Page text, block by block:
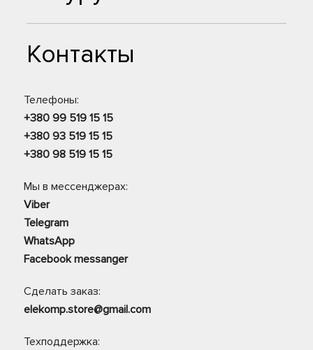
Контакты
Телефоны:
+380 99 519 15 15
+380 93 519 15 15
+380 98 519 15 15
Мы в мессенджерах:
Viber
Telegram
WhatsApp
Facebook messanger
Сделать заказ:
elekomp.store@gmail.com
Техподдержка: